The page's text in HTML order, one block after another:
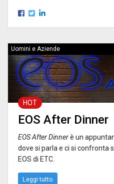
Uomini e Aziende
HOT
EOS After Dinner
EOS AfterDinnerè un
dove si parla e ci si confronta
EOS di ETC.
Leggi tutto